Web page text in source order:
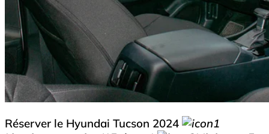
Réserver le Hyundai Tucson 2024